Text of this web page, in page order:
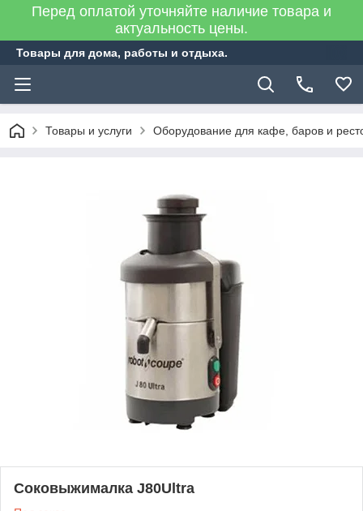
Перед оплатой уточняйте наличие товара и
актуальность цены.
Товары для дома, работы и отдыха.
Товары и услуги Оборудование для кафе, баров и
Соковыжималка J80Ultra